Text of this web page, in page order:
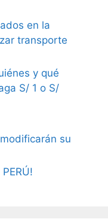
en la
transporte
y qué
S/ 1 o S/
su